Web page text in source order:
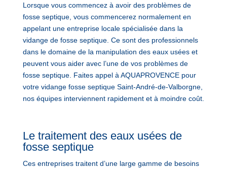
Lorsque vous commencez à avoir des problèmes de
fosse septique, vous commencerez normalement en
appelant une entreprise locale spécialisée dans la
vidange de fosse septique. Ce sont des professionnels
dans le domaine de la manipulation des eaux usées et
peuvent vous aider avec l’une de vos problèmes de
fosse septique. Faites appel à AQUAPROVENCE pour
votre vidange fosse septique Saint-André-de-Valborgne,
nos équipes interviennent rapidement et à moindre coût.
Le traitement des eaux usées de
fosse septique
Ces entreprises traitent d’une large gamme de besoins